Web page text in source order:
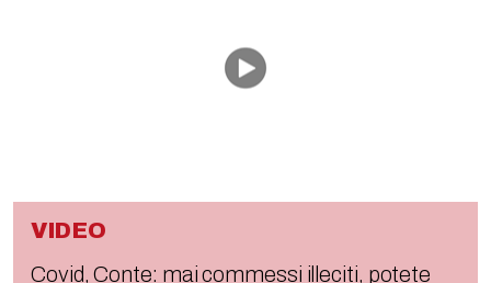
VIDEO
Covid, Conte: mai commessi illeciti, potete